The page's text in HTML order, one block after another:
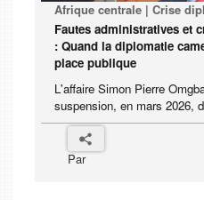
Afrique centrale | Crise
Fautes administratives et
: Quand la diplomatie
place publique
L'affaire Simon Pierre
suspension, en mars 2026,
Par